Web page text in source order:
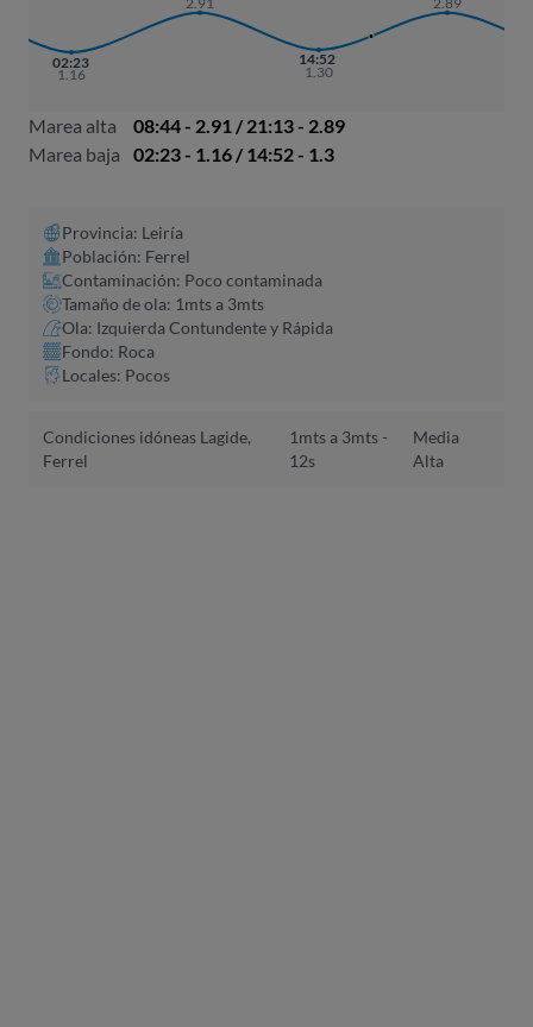
02:23
1.16
14:52
1.30
Marea alta
08:44 - 2.91 / 21:13 - 2.89
Marea baja
02:23 - 1.16 / 14:52 - 1.3
Provincia: Leiría
Población: Ferrel
Contaminación: Poco contaminada
Tamaño de ola: 1mts a 3mts
Ola: Izquierda Contundente y Rápida
Fondo: Roca
Locales: Pocos
Condiciones idóneas Lagide,
Ferrel
1mts a 3mts -
12s
Media
Alta